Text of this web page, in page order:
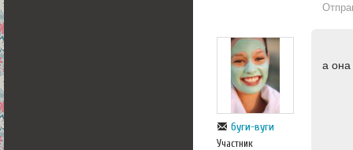
буги-вуги
Участник
а она